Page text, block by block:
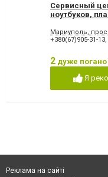
Сервисный
ноутбуков,
Мариуполь,
+380(67)905-31-13,
2 дуже погано
Я
Реклама на сайті